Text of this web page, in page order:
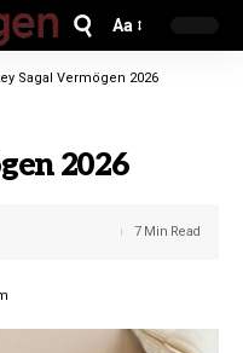
Aa
Sagal Vermögen 2026
2026
7 Min Read